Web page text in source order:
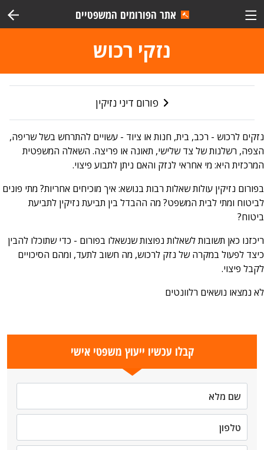
אתר הפורומים המשפטיים
נזקי רכוש
פורום דיני נזיקין
נזקים לרכוש - רכב, בית, חנות או ציוד - עשויים להתרחש בשל שריפה,
הצפה, רשלנות של צד שלישי, תאונה או פריצה. השאלה המשפטית
המרכזית היא: מי אחראי לנזק והאם ניתן לתבוע פיצוי.
בפורום נזיקין עולות שאלות רבות בנושא: איך מוכיחים אחריות? מתי פונים
לביטוח ומתי לבית המשפט? מה ההבדל בין תביעת נזיקין לתביעת
ביטוח?
ריכזנו כאן תשובות לשאלות נפוצות שנשאלו בפורום - כדי שתוכלו להבין
כיצד לפעול במקרה של נזק לרכוש, מה חשוב לתעד, ומהם הסיכויים
לקבל פיצוי.
לא נמצאו נושאים רלוונטים
קבלו עכשיו ייעוץ משפטי אישי